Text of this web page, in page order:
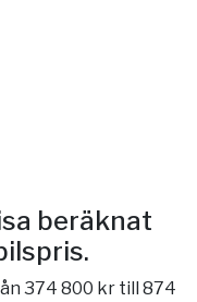
beräknat
374 800 kr till 874